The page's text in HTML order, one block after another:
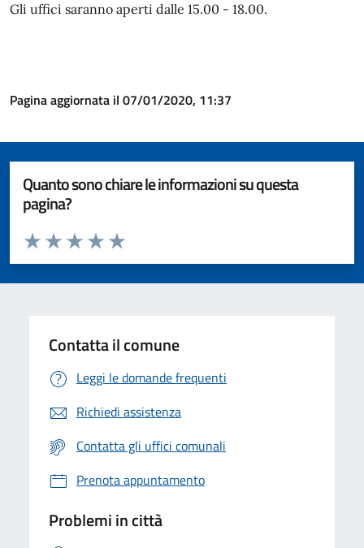
Gli uffici saranno aperti dalle 15.00 - 18.00.
Pagina aggiornata il 07/01/2020, 11:37
Quanto sono chiare le informazioni su questa
pagina?
Valuta da 1 a 5 stelle la pagina
Valuta 5 stelle su 5
Valuta 4 stelle su 5
Valuta 3 stelle su 5
Valuta 2 stelle su 5
Valuta 1 stelle su 5
Contatta il comune
Leggi le domande frequenti
Richiedi assistenza
Contatta gli uffici comunali
Prenota appuntamento
Problemi in città